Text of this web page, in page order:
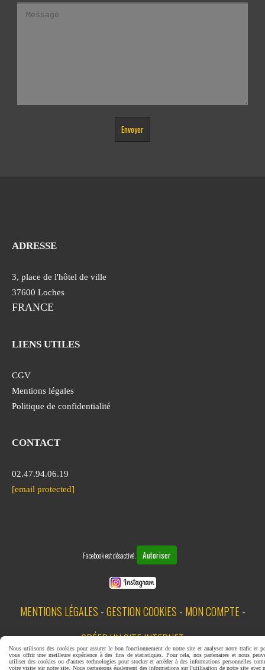
Envoyer
ADRESSE
3, place de l'hôtel de ville
37600 Loches
FRANCE
LIENS UTILES
CGV
Mentions légales
Politique de confidentialité
CONTACT
02.47.94.06.19
[email protected]
Facebook est désactivé. Autoriser
MENTIONS LÉGALES GESTION COOKIES
MON COMPTE
CRÉER UN SITE INTERNET
Nous utilisons des cookies pour assurer le bon fonctionnement de notre site et analyser notre trafic et
vous offrir une meilleure expérience à des fins de statistiques. Pour cela, nos partenaires et nous
utiliser des cookies ou d'autres technologies pour stocker et accéder à des informations personnelles
votre visite sur notre site. Nous partageons également des informations sur l'utilisation de notre site avec